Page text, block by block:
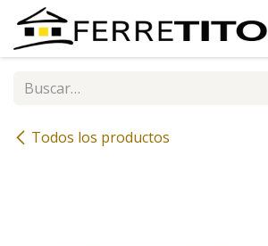
Ir al contenido
Todos los productos